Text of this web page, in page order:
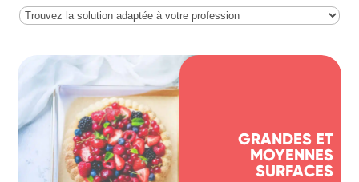
GRANDES ET
MOYENNES
SURFACES